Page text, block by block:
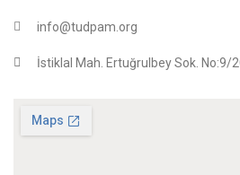
info@tudpam.org
İstiklal Mah. Ertuğrulbey Sok. No:9/